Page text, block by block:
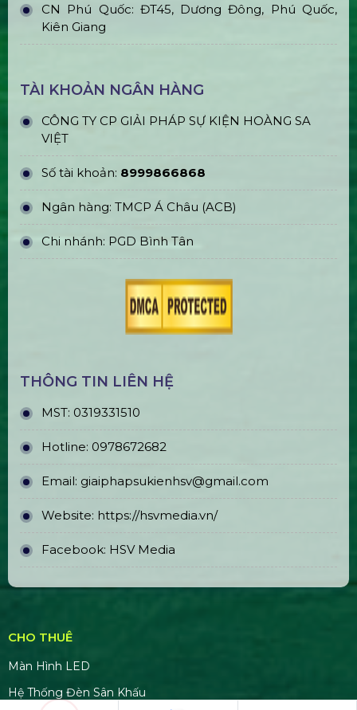
CN Phú Quốc: ĐT45, Dương Đông, Phú Quốc,
Kiên Giang
TÀI KHOẢN NGÂN HÀNG
CÔNG TY CP GIẢI PHÁP SỰ KIỆN HOÀNG SA
VIỆT
Số tài khoản: 8999866868
Ngân hàng: TMCP Á Châu (ACB)
Chi nhánh: PGD Bình Tân
THÔNG TIN LIÊN HỆ
MST: 0319331510
Hotline: 0978672682
Email: giaiphapsukienhsv@gmail.com
Website: https://hsvmedia.vn/
Facebook: HSV Media
CHO THUÊ
Màn Hình LED
Hệ Thống Đèn Sân Khấu